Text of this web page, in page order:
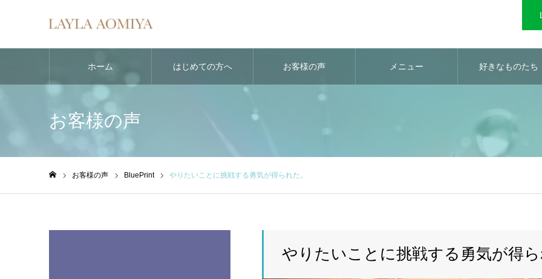
ホーム はじめての方へ お客様の声 メニュー 好きなものたち
お客様の声
お客様の声 BluePrint やりたいことに挑戦する勇気が得られた。
やりたいことに挑戦する勇気が得